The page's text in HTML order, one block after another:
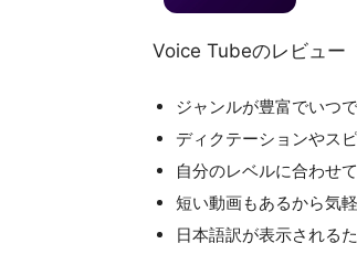
Voice Tubeのレビュー
ジャンルが豊富でいつ
ディクテーションやス
自分のレベルに合わせ
短い動画もあるから気軽
日本語訳が表示される